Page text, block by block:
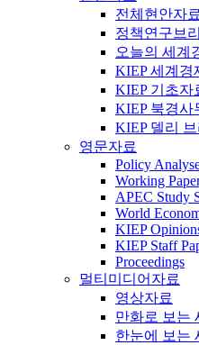
전체현안자료
정책연구브
오늘의 세계
KIEP 세계경
KIEP 기초자
KIEP 북경사
KIEP 델리
영문자료
Policy
Working
APEC Study
World
KIEP
KIEP Staff
Proceedings
멀티미디어자료
영상자료
만화로 보는
한눈에 보는